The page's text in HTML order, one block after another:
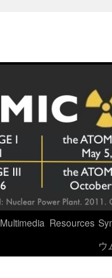
Multimedia Resources
ウ